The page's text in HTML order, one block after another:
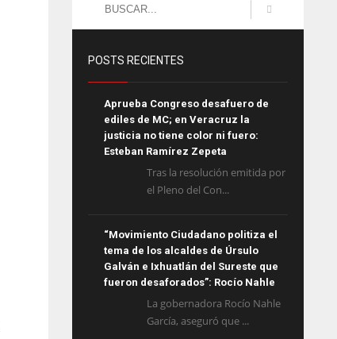
POSTS RECIENTES
Aprueba Congreso desafuero de
ediles de MC; en Veracruz la
justicia no tiene color ni fuero:
Esteban Ramírez Zepeta
Tras la resolución emitida por
el Pleno del Con...
“Movimiento Ciudadano politiza el
tema de los alcaldes de Úrsulo
Galván e Ixhuatlán del Sureste que
fueron desaforados”: Rocío Nahle
La gobernadora Rocío Nahle
García, aseguró que ...